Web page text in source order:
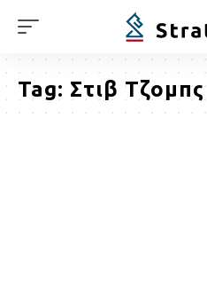
Tag: Στιβ Τζομπς